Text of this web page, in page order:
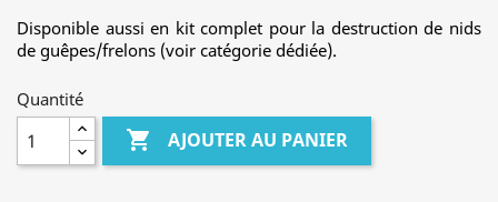
Disponible aussi en kit complet pour la destruction de nids
de guêpes/frelons (voir catégorie dédiée).
Quantité
 AJOUTER AU PANIER